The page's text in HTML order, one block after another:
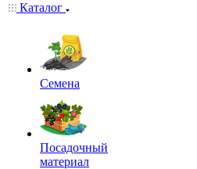
Каталог
Семена
Посадочный
материал